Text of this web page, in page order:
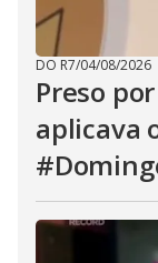
DO R7/04/08/2026
Preso
aplicava